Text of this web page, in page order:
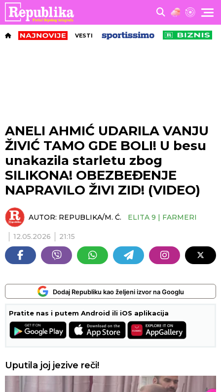
VESTI
ANELI AHMIĆ UDARILA VANJU
ŽIVIĆ TAMO GDE BOLI! U besu
unakazila starletu zbog
SILIKONA! OBEZBEĐENJE
NAPRAVILO ŽIVI ZID! (VIDEO)
AUTOR: REPUBLIKA/M. Ć. ELITA 9 | FARMERI
12.05.2026 21:15
Dodaj Republiku kao željeni izvor na Googlu
Pratite nas i putem Android ili iOS aplikacija
Uputila joj jezive reči!